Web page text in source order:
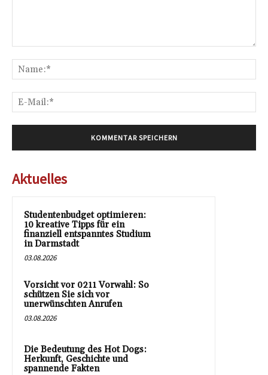
Aktuelles
Studentenbudget optimieren:
10 kreative Tipps für ein
finanziell entspanntes Studium
in Darmstadt
03.08.2026
Vorsicht vor 0211 Vorwahl: So
schützen Sie sich vor
unerwünschten Anrufen
03.08.2026
Die Bedeutung des Hot Dogs:
Herkunft, Geschichte und
spannende Fakten